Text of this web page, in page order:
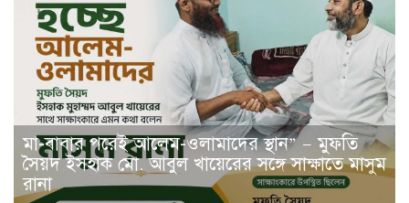
মা-বাবার পরেই আলেম-ওলামাদের স্থান” — মুফতি
সৈয়দ ইসহাক মো. আবুল খায়েরের সঙ্গে সাক্ষাতে মাসুম
রানা